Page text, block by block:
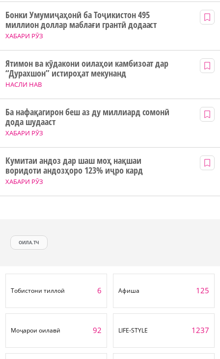
ХАБАРИ РӮЗ
Бонки Умумиҷаҳонӣ ба Тоҷикистон 495
миллион доллар маблағи грантӣ додааст
НАСЛИ НАВ
Ятимон ва кӯдакони оилаҳои камбизоат дар
“Дурахшон” истироҳат мекунанд
ХАБАРИ РӮЗ
Ба нафақагирон беш аз ду миллиард сомонӣ
дода шудааст
ХАБАРИ РӮЗ
Кумитаи андоз дар шаш моҳ нақшаи
воридоти андозҳоро 123% иҷро кард
ОИЛА.ТЧ
Тобистони тиллоӣ 6 Афиша 125
Моҷарои оилавӣ 92 LIFE-STYLE 1237